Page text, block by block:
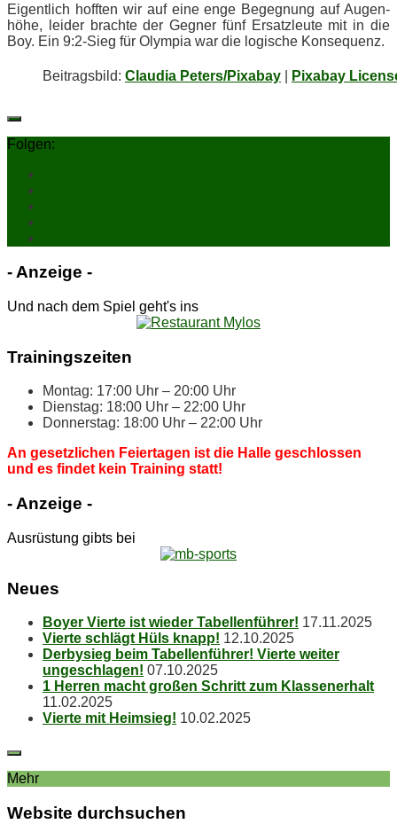
Ei­gent­lich hoff­ten wir auf eine enge Be­geg­nung auf Au­gen­
hö­he, lei­der brach­te der Geg­ner fünf Er­satz­leu­te mit in die
Boy. Ein 9:2‑Sieg für Olym­pia war die lo­gi­sche Konsequenz.
Bei­trags­bild: Claudia Peters/Pixabay Pixabay
Folgen:
- An­zei­ge -
Und nach dem Spiel geht's ins
Trai­nings­zei­ten
Mon­tag: 17:00 Uhr – 20:00 Uhr
Diens­tag: 18:00 Uhr – 22:00 Uhr
Don­ners­tag: 18:00 Uhr – 22:00 Uhr
An ge­setz­li­chen Fei­er­ta­gen ist die Hal­le ge­schlos­sen
und es fin­det kein Trai­ning statt!
- An­zei­ge -
Ausrüstung gibts bei
Neu­es
Boy­er Vier­te ist wie­der Tabellenführer! 17.11.2025
Vier­te schlägt Hüls knapp! 12.10.2025
Der­by­sieg beim Ta­bel­len­füh­rer! Vier­te wei­ter
ungeschlagen! 07.10.2025
1 Her­ren macht gro­ßen Schritt zum Klassenerhalt
11.02.2025
Vier­te mit Heimsieg! 10.02.2025
Mehr
Web­site durchsuchen